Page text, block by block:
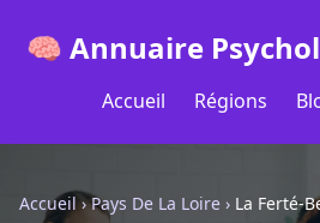
🧠 Annuaire
Accueil Régions
Accueil ›Pays De La Loire › La Ferté-